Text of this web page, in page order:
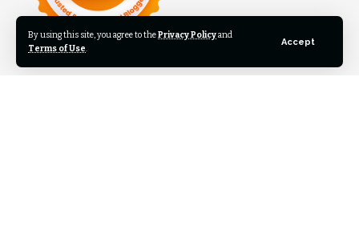
By using this site, you agree to thePrivacy Policyand
Terms of Use.
Accept